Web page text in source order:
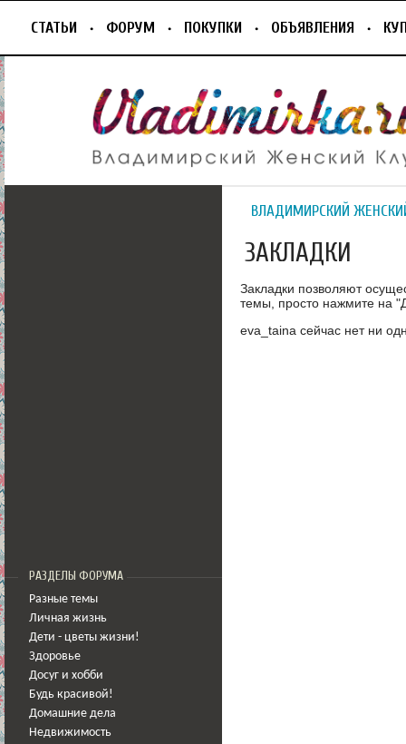
СТАТЬИ ФОРУМ ПОКУПКИ ОБЪЯВЛЕНИЯ
РАЗДЕЛЫ ФОРУМА
Разные темы
Личная жизнь
Дети - цветы жизни!
Здоровье
Досуг и хобби
Будь красивой!
Домашние дела
Недвижимость
ВЛАДИМИРСКИЙ
ЗАКЛАДКИ
Закладки позволяют
темы, просто нажмите на
eva_taina сейчас нет ни